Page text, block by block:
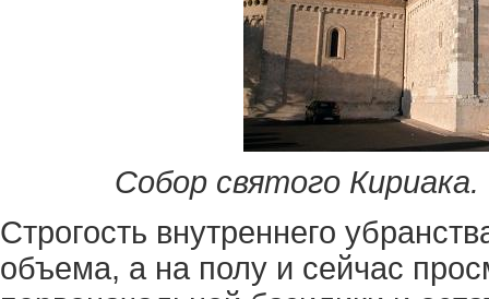
Собор святого
Строгость внутреннего
объема, а на полу и сейчас